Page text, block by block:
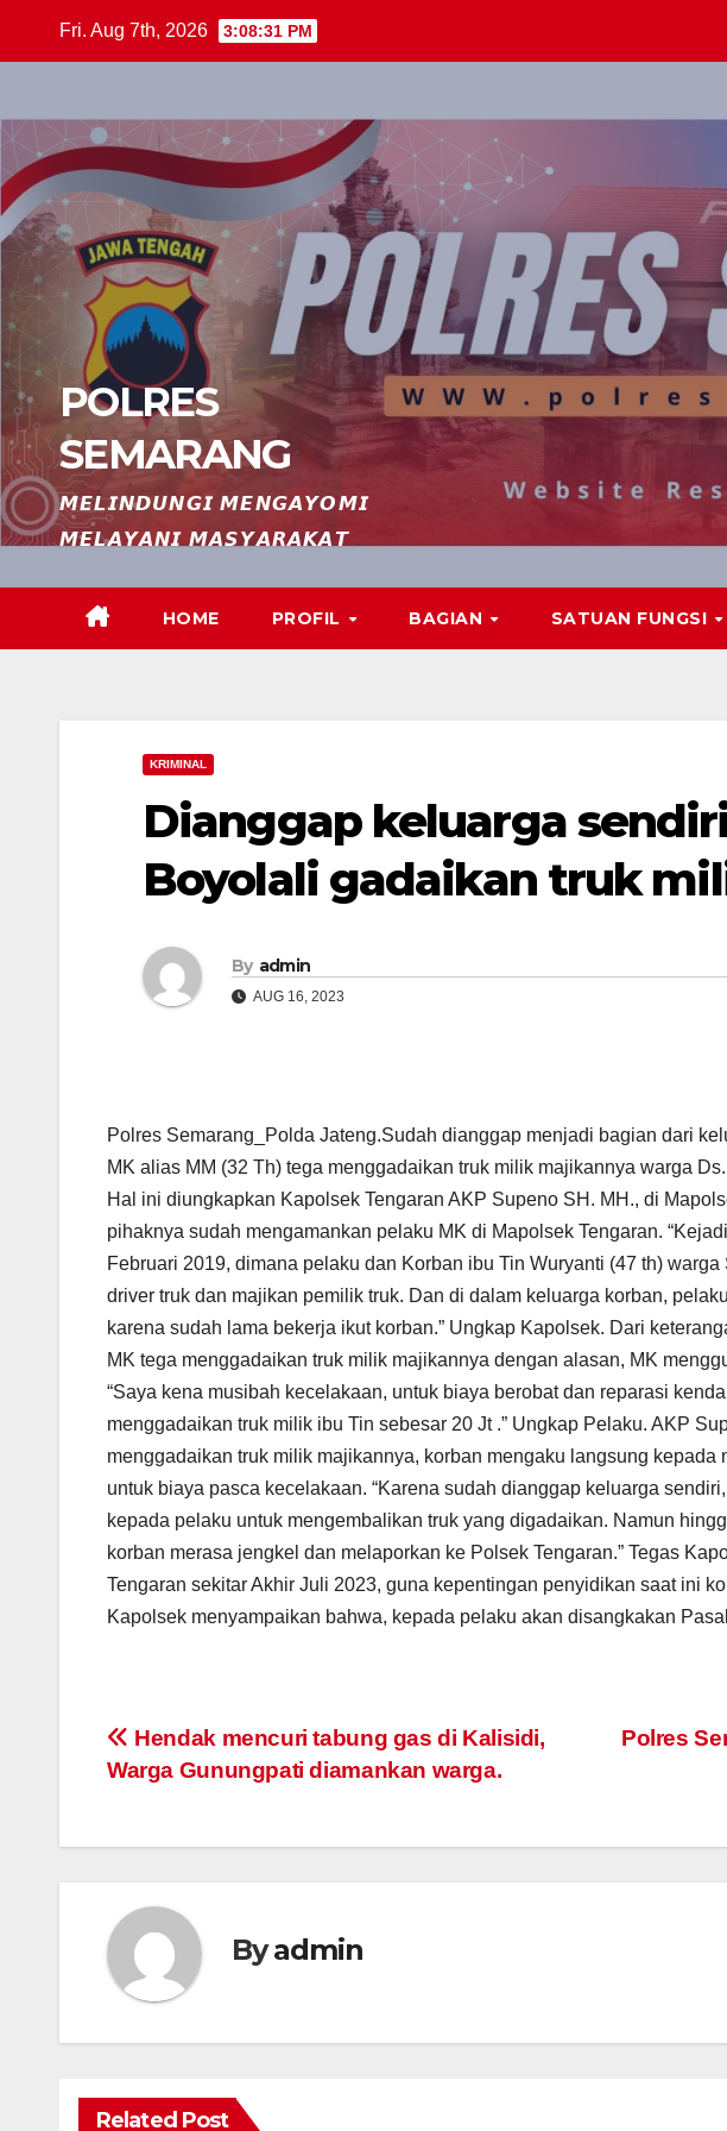
Fri. Aug 7th, 2026 3:08:31 PM
POLRES
SEMARANG
𝙈𝙀𝙇𝙄𝙉𝘿𝙐𝙉𝙂𝙄 𝙈𝙀𝙉𝙂𝘼𝙔𝙊𝙈𝙄
𝙈𝙀𝙇𝘼𝙔𝘼𝙉𝙄 𝙈𝘼𝙎𝙔𝘼𝙍𝘼𝙆𝘼𝙏
HOME PROFIL BAGIAN SATUAN FUNGSI
KRIMINAL
Dianggap keluarga
Boyolali gadaikan truk
By admin
AUG 16, 2023
Polres Semarang_Polda Jateng.Sudah dianggap menjadi bagian dari
MK alias MM (32 Th) tega menggadaikan truk milik majikannya warga
Hal ini diungkapkan Kapolsek Tengaran AKP Supeno SH. MH., di
pihaknya sudah mengamankan pelaku MK di Mapolsek Tengaran.
Februari 2019, dimana pelaku dan Korban ibu Tin Wuryanti (47 th)
driver truk dan majikan pemilik truk. Dan di dalam keluarga korban,
karena sudah lama bekerja ikut korban.” Ungkap Kapolsek. Dari
MK tega menggadaikan truk milik majikannya dengan alasan, MK
“Saya kena musibah kecelakaan, untuk biaya berobat dan reparasi
menggadaikan truk milik ibu Tin sebesar 20 Jt .” Ungkap Pelaku. AKP
menggadaikan truk milik majikannya, korban mengaku langsung
untuk biaya pasca kecelakaan. “Karena sudah dianggap keluarga
kepada pelaku untuk mengembalikan truk yang digadaikan. Namun
korban merasa jengkel dan melaporkan ke Polsek Tengaran.” Tegas
Tengaran sekitar Akhir Juli 2023, guna kepentingan penyidikan saat ini
Kapolsek menyampaikan bahwa, kepada pelaku akan disangkakan
Post
navigation
Polres
Hendak mencuri tabung gas di Kalisidi,
Warga Gunungpati diamankan warga.
Byadmin
Related Post